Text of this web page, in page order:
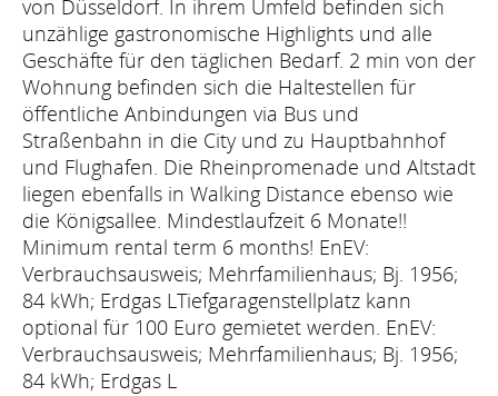
von Düsseldorf. In ihrem Umfeld befinden sich
unzählige gastronomische Highlights und alle
Geschäfte für den täglichen Bedarf. 2 min von der
Wohnung befinden sich die Haltestellen für
öffentliche Anbindungen via Bus und
Straßenbahn in die City und zu Hauptbahnhof
und Flughafen. Die Rheinpromenade und Altstadt
liegen ebenfalls in Walking Distance ebenso wie
die Königsallee. Mindestlaufzeit 6 Monate!!
Minimum rental term 6 months! EnEV:
Verbrauchsausweis; Mehrfamilienhaus; Bj. 1956;
84 kWh; Erdgas LTiefgaragenstellplatz kann
optional für 100 Euro gemietet werden. EnEV:
Verbrauchsausweis; Mehrfamilienhaus; Bj. 1956;
84 kWh; Erdgas L